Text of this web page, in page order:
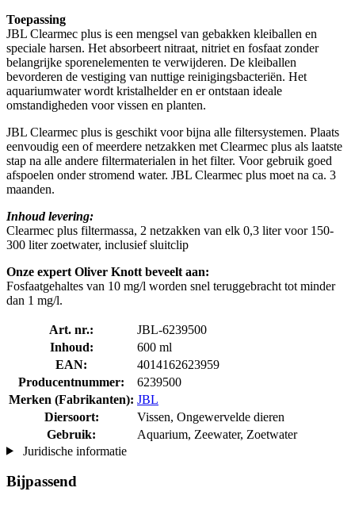
Toepassing
JBL Clearmec plus is een mengsel van gebakken kleiballen en
speciale harsen. Het absorbeert nitraat, nitriet en fosfaat zonder
belangrijke sporenelementen te verwijderen. De kleiballen
bevorderen de vestiging van nuttige reinigingsbacteriën. Het
aquariumwater wordt kristalhelder en er ontstaan ideale
omstandigheden voor vissen en planten.
JBL Clearmec plus is geschikt voor bijna alle filtersystemen. Plaats
eenvoudig een of meerdere netzakken met Clearmec plus als laatste
stap na alle andere filtermaterialen in het filter. Voor gebruik goed
afspoelen onder stromend water. JBL Clearmec plus moet na ca. 3
maanden.
Inhoud levering:
Clearmec plus filtermassa, 2 netzakken van elk 0,3 liter voor 150-
300 liter zoetwater, inclusief sluitclip
Onze expert Oliver Knott beveelt aan:
Fosfaatgehaltes van 10 mg/l worden snel teruggebracht tot minder
dan 1 mg/l.
Art. nr.:
JBL-6239500
Inhoud:
600 ml
EAN:
4014162623959
Producentnummer:
6239500
Merken (Fabrikanten): JBL
Diersoort:
Vissen, Ongewervelde dieren
Gebruik:
Aquarium, Zeewater, Zoetwater
Juridische informatie
Bijpassend